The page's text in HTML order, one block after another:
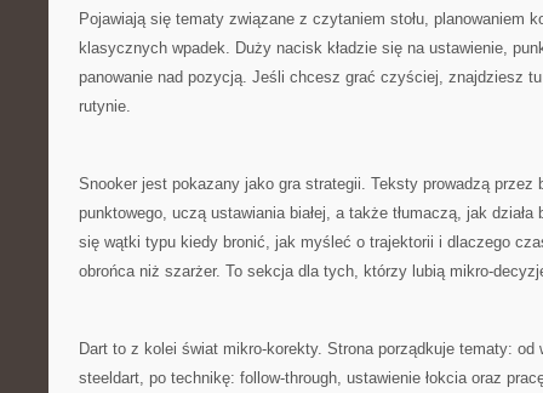
Pojawiają się tematy związane z czytaniem stołu, planowaniem
klasycznych wpadek. Duży nacisk kładzie się na ustawienie,
panowanie nad pozycją. Jeśli chcesz grać czyściej, znajdziesz
rutynie.
Snooker jest pokazany jako gra strategii. Teksty prowadzą przez
punktowego, uczą ustawiania białej, a także tłumaczą, jak
się wątki typu kiedy bronić, jak myśleć o trajektorii i dlaczego
obrońca niż szarżer. To sekcja dla tych, którzy lubią mikro-
Dart to z kolei świat mikro-korekty. Strona porządkuje tematy: od
steeldart, po technikę: follow-through, ustawienie łokcia oraz